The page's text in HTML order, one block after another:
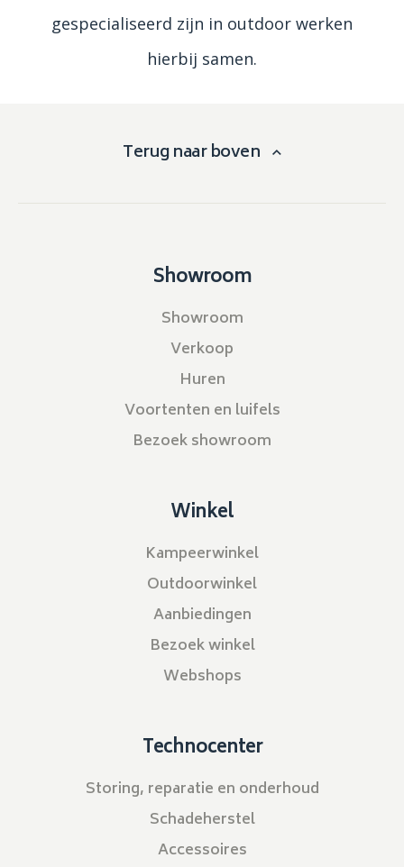
gespecialiseerd zijn in outdoor werken
hierbij samen.
Terug naar boven
Showroom
Showroom
Verkoop
Huren
Voortenten en luifels
Bezoek showroom
Winkel
Kampeerwinkel
Outdoorwinkel
Aanbiedingen
Bezoek winkel
Webshops
Technocenter
Storing, reparatie en onderhoud
Schadeherstel
Accessoires